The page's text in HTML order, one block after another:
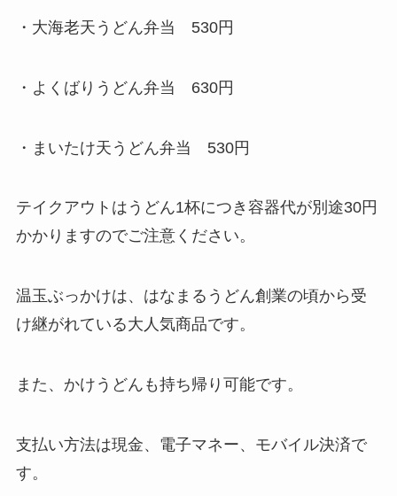
・大海老天うどん弁当 530円
・よくばりうどん弁当 630円
・まいたけ天うどん弁当 530円
テイクアウトはうどん1杯につき容器代が別途30円
かかりますのでご注意ください。
温玉ぶっかけは、はなまるうどん創業の頃から受
け継がれている大人気商品です。
また、かけうどんも持ち帰り可能です。
支払い方法は現金、電子マネー、モバイル決済で
す。